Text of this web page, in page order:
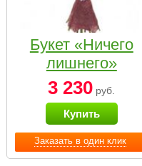
Заказать в один клик
Букет «Ничего
лишнего»
3 230 руб.
Купить